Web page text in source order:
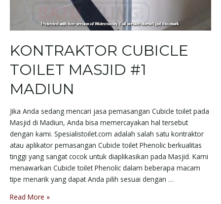
KONTRAKTOR CUBICLE
TOILET MASJID #1
MADIUN
Jika Anda sedang mencari jasa pemasangan Cubicle toilet pada
Masjid di Madiun, Anda bisa memercayakan hal tersebut
dengan kami. Spesialistoilet.com adalah salah satu kontraktor
atau aplikator pemasangan Cubicle toilet Phenolic berkualitas
tinggi yang sangat cocok untuk diaplikasikan pada Masjid. Kami
menawarkan Cubicle toilet Phenolic dalam beberapa macam
tipe menarik yang dapat Anda pilih sesuai dengan …
Read More »